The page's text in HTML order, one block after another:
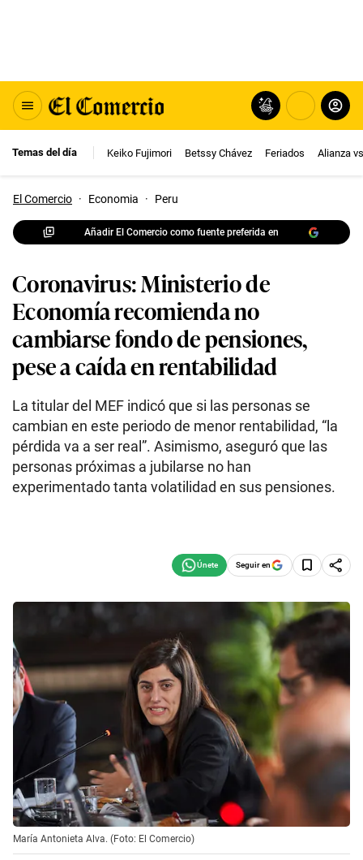
Temas del día Keiko Fujimori Betssy Chávez Feriados Alianza
El Comercio · Economia · Peru
Añadir El Comercio como fuente preferida en
Coronavirus: Ministerio de
Economía recomienda no
cambiarse fondo de pensiones,
pese a caída en rentabilidad
La titular del MEF indicó que si las personas se
cambian en este periodo de menor rentabilidad, “la
pérdida va a ser real”. Asimismo, aseguró que las
personas próximas a jubilarse no han
experimentado tanta volatilidad en sus pensiones.
Seguir en
María Antonieta Alva. (Foto: El Comercio)